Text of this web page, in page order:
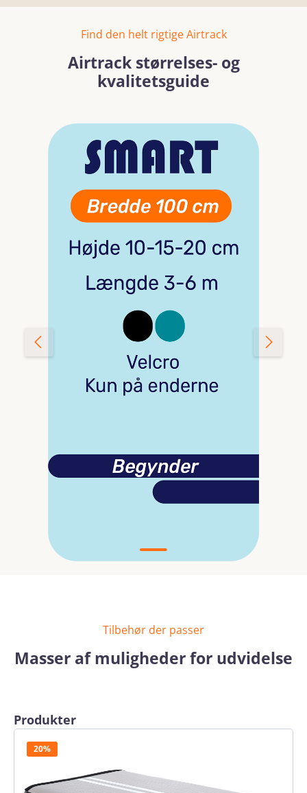
Find den helt rigtige Airtrack
Airtrack størrelses- og
kvalitetsguide
Skip image gallery
Read more
Tilbehør der passer
Masser af muligheder for udvidelse
Skip product gallery
Produkter
20%